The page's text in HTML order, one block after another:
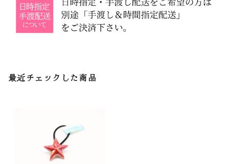
最近チェックした商品